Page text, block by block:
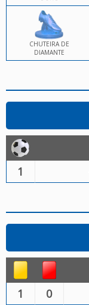
CHUTEIRA DE
DIAMANTE
1
1 0